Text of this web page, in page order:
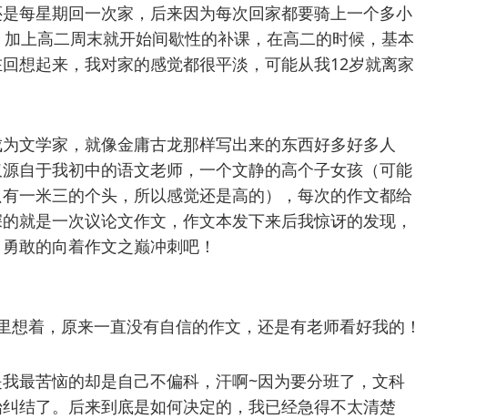
每星期回一次家，后来因为每次回家都要骑上一个多小
上高二周末就开始间歇性的补课，在高二的时候，基本
想起来，我对家的感觉都很平淡，可能从我12岁就离家
文学家，就像金庸古龙那样写出来的东西好多好多人
自于我初中的语文老师，一个文静的高个子女孩（可能
一米三的个头，所以感觉还是高的），每次的作文都给
就是一次议论文作文，作文本发下来后我惊讶的发现，
敢的向着作文之巅冲刺吧！
想着，原来一直没有自信的作文，还是有老师看好我的！
最苦恼的却是自己不偏科，汗啊~因为要分班了，文科
结了。后来到底是如何决定的，我已经急得不太清楚